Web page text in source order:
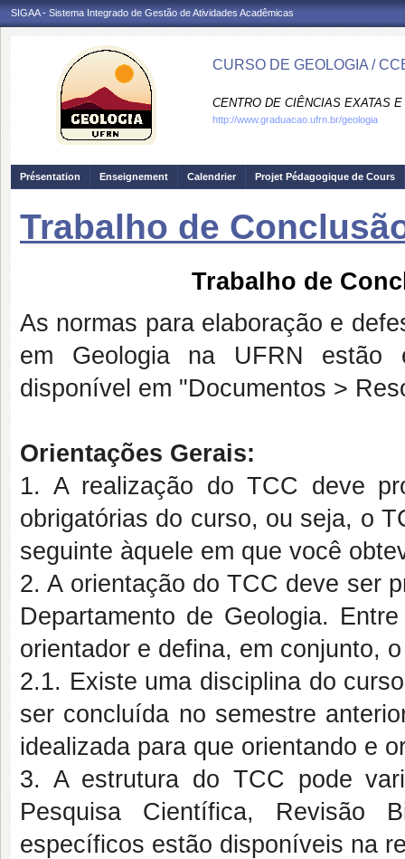
SIGAA - Sistema Integrado de Gestão de Atividades Acadêmicas
CURSO DE GEOLOGIA /
CENTRO DE CIÊNCIAS EXATAS
http://www.graduacao.ufrn.br/geologia
Présentation Enseignement Calendrier Projet Pédagogique de Cours
Trabalho de
Trabalho de
As normas para elaboração e
em Geologia na UFRN estão
disponível em "Documentos >
Orientações Gerais:
1. A realização do TCC deve
obrigatórias do curso, ou seja, o
seguinte àquele em que você
2. A orientação do TCC deve ser
Departamento de Geologia.
orientador e defina, em conjunto,
2.1. Existe uma disciplina do
ser concluída no semestre
idealizada para que orientando e
3. A estrutura do TCC pode
Pesquisa Científica, Revisão
específicos estão disponíveis na